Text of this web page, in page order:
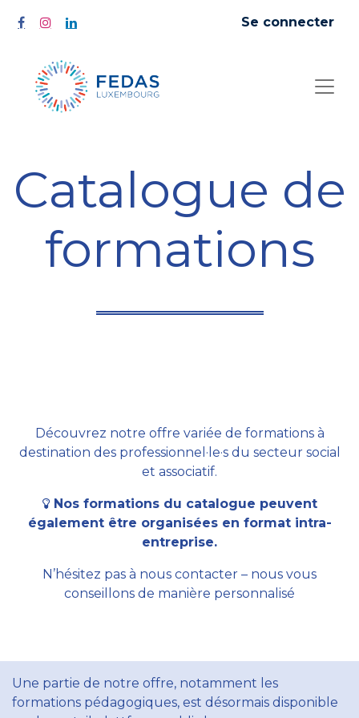
Se connecter
Catalogue de
formations
Découvrez notre offre variée de formations à
destination des professionnel·le·s du secteur social
et associatif.
Nos formations du catalogue peuvent
également être organisées en format intra-
entreprise.
N’hésitez pas à nous contacter – nous vous
conseillons de manière personnalisé
Une partie de notre offre, notamment les
formations pédagogiques, est désormais disponible